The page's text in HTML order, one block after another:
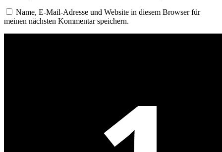
Name, E-Mail-Adresse und Website in diesem Browser für
meinen nächsten Kommentar speichern.